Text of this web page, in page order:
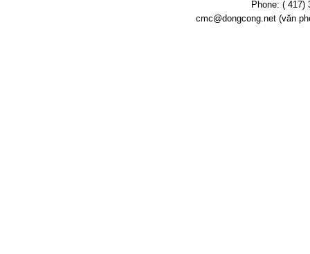
Phone: ( 417)
cmc@dongcong.net (văn